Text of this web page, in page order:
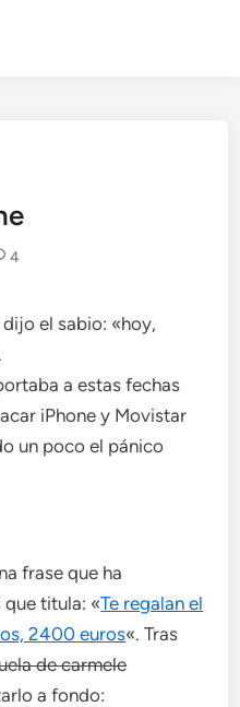
4
el sabio: «hoy,
a estas fechas
iPhone y Movistar
un poco el pánico
frase que ha
titula: «Te regalan el
2400 euros«. Tras
de carmele
a fondo: